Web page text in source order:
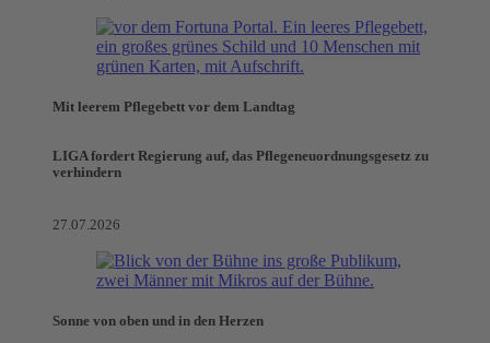
Mit leerem Pflegebett vor dem Landtag
LIGA fordert Regierung auf, das Pflegeneuordnungsgesetz zu
verhindern
27.07.2026
Sonne von oben und in den Herzen